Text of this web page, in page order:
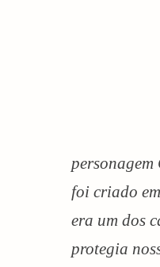
foi criado
era um dos
protegia